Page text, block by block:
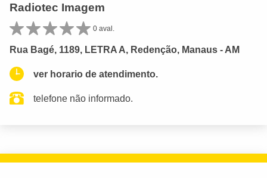
Radiotec Imagem
0 aval.
Rua Bagé, 1189, LETRA A, Redenção, Manaus - AM
ver horario de atendimento.
telefone não informado.